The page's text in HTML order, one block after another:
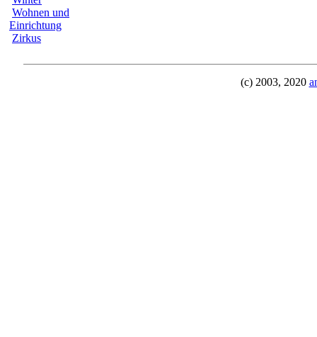
Wohnen und
Einrichtung
Zirkus
(c) 2003, 2020